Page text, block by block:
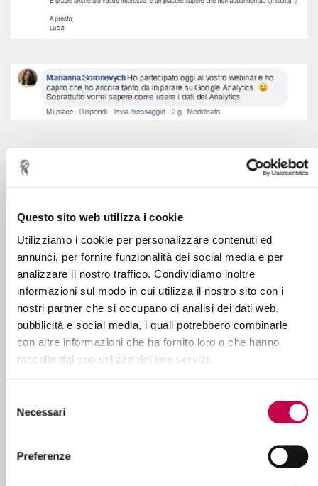
Questo sito web utilizza i cookie
Utilizziamo i cookie per personalizzare contenuti ed
annunci, per fornire funzionalità dei social media e per
analizzare il nostro traffico. Condividiamo inoltre
informazioni sul modo in cui utilizza il nostro sito con i
nostri partner che si occupano di analisi dei dati web,
pubblicità e social media, i quali potrebbero combinarle
con altre informazioni che ha fornito loro o che hanno
raccolto dal suo utilizzo dei loro servizi.
delNecessari
Preferenze